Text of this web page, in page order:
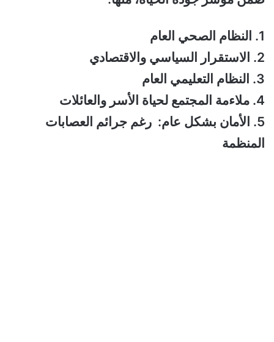
1. النظام الصحي العام
2. الاستقرار السياسي والاقتصادي
3. النظام التعليمي العام
4. ملاءمة المجتمع لحياة الأسر والعائلات
5. الأمان بشكل عام: رغم جرائم العصابات
المنظمة